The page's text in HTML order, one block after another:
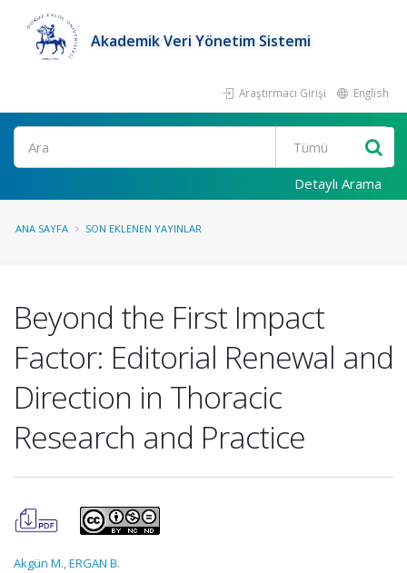
Akademik Veri Yönetim Sistemi
Araştırmacı Girişi English
Ara
Detaylı Arama
ANA SAYFA SON EKLENEN YAYINLAR
Beyond the First Impact
Factor: Editorial Renewal and
Direction in Thoracic
Research and Practice
Akgün M.,ERGAN B.